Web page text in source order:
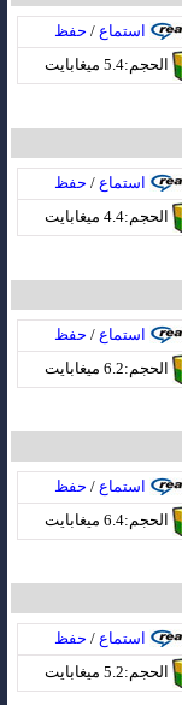
استماع / حفظ
الحجم:5.4 ميغابايت
استماع / حفظ
الحجم:4.4 ميغابايت
استماع / حفظ
الحجم:6.2 ميغابايت
استماع / حفظ
الحجم:6.4 ميغابايت
استماع / حفظ
الحجم:5.2 ميغابايت